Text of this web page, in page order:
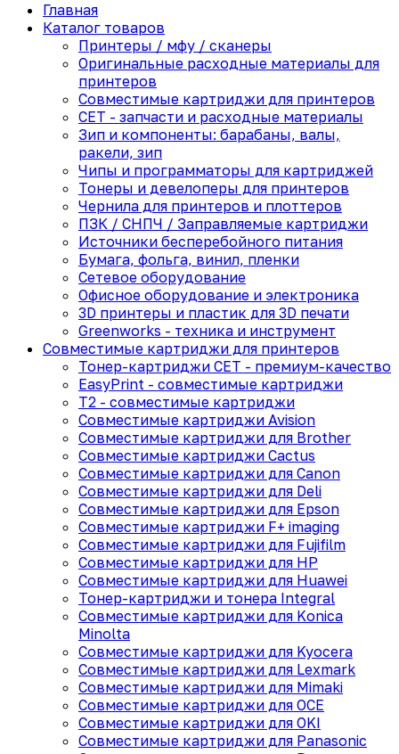
Главная
Каталог товаров
Принтеры / мфу / сканеры
Оригинальные расходные материалы для
принтеров
Совместимые картриджи для принтеров
CET - запчасти и расходные материалы
Зип и компоненты: барабаны, валы,
ракели, зип
Чипы и программаторы для картриджей
Тонеры и девелоперы для принтеров
Чернила для принтеров и плоттеров
ПЗК / СНПЧ / Заправляемые картриджи
Источники бесперебойного питания
Бумага, фольга, винил, пленки
Сетевое оборудование
Офисное оборудование и электроника
3D принтеры и пластик для 3D печати
Greenworks - техника и инструмент
Совместимые картриджи для принтеров
Тонер-картриджи CET - премиум-качество
EasyPrint - cовместимые картриджи
T2 - совместимые картриджи
Совместимые картриджи Avision
Совместимые картриджи для Brother
Совместимые картриджи Cactus
Совместимые картриджи для Canon
Совместимые картриджи для Deli
Совместимые картриджи для Epson
Совместимые картриджи F+ imaging
Совместимые картриджи для Fujifilm
Совместимые картриджи для HP
Совместимые картриджи для Huawei
Тонер-картриджи и тонера Integral
Совместимые картриджи для Konica
Minolta
Совместимые картриджи для Kyocera
Совместимые картриджи для Lexmark
Совместимые картриджи для Mimaki
Совместимые картриджи для OCE
Совместимые картриджи для OKI
Совместимые картриджи для Panasonic